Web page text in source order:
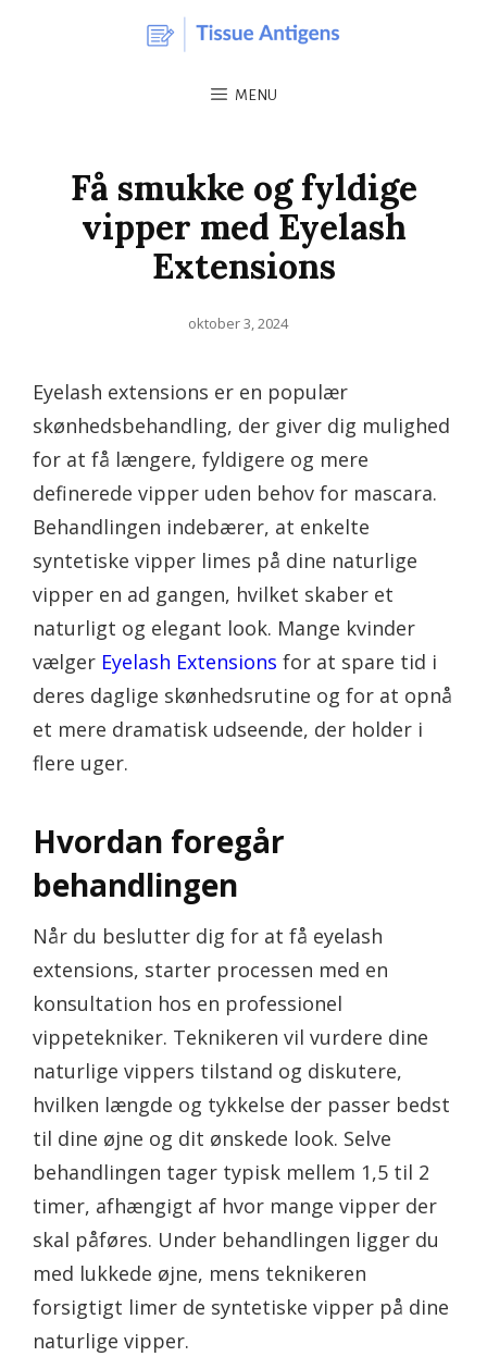
MENU
Få smukke og fyldige
vipper med Eyelash
Extensions
Posted
oktober 3, 2024
Eyelash extensions er en populær
skønhedsbehandling, der giver dig mulighed
for at få længere, fyldigere og mere
definerede vipper uden behov for mascara.
Behandlingen indebærer, at enkelte
syntetiske vipper limes på dine naturlige
vipper en ad gangen, hvilket skaber et
naturligt og elegant look. Mange kvinder
vælger Eyelash Extensions for at spare tid i
deres daglige skønhedsrutine og for at opnå
et mere dramatisk udseende, der holder i
flere uger.
Hvordan foregår
behandlingen
Når du beslutter dig for at få eyelash
extensions, starter processen med en
konsultation hos en professionel
vippetekniker. Teknikeren vil vurdere dine
naturlige vippers tilstand og diskutere,
hvilken længde og tykkelse der passer bedst
til dine øjne og dit ønskede look. Selve
behandlingen tager typisk mellem 1,5 til 2
timer, afhængigt af hvor mange vipper der
skal påføres. Under behandlingen ligger du
med lukkede øjne, mens teknikeren
forsigtigt limer de syntetiske vipper på dine
naturlige vipper.